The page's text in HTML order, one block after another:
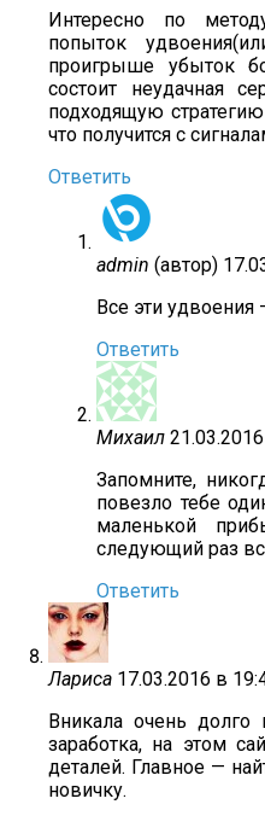
Интересно по
попыток
проигрыше убыток
состоит неудачная
подходящую
что получится с
Ответить
admin (автор)
Все эти удвоения
Ответить
Михаил
Запомните,
повезло тебе
маленькой
следующий раз
Ответить
Лариса 17.03.2016 в
Вникала очень
заработка, на этом
деталей. Главное —
новичку.